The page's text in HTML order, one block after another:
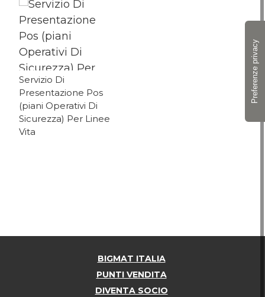
Servizio Di
Presentazione Pos
(piani Operativi Di
Sicurezza) Per Linee
Vita
BIGMAT ITALIA
PUNTI VENDITA
DIVENTA SOCIO